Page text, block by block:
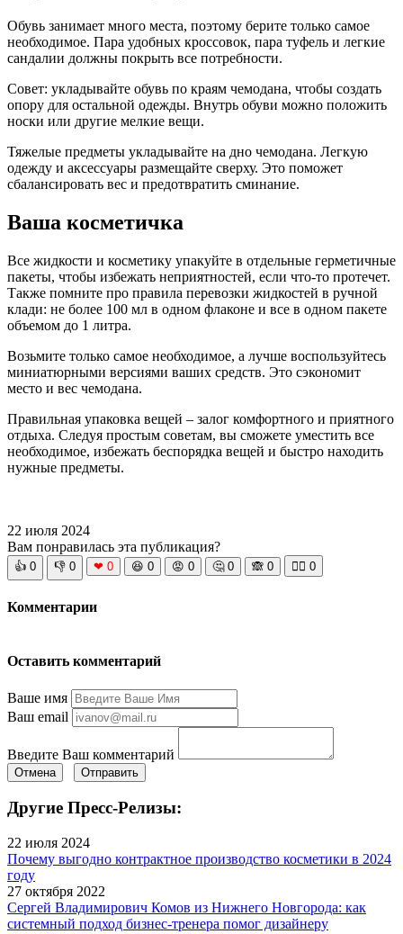
Обувь занимает много места, поэтому берите только самое
необходимое. Пара удобных кроссовок, пара туфель и легкие
сандалии должны покрыть все потребности.
Совет: укладывайте обувь по краям чемодана, чтобы создать
опору для остальной одежды. Внутрь обуви можно положить
носки или другие мелкие вещи.
Тяжелые предметы укладывайте на дно чемодана. Легкую
одежду и аксессуары размещайте сверху. Это поможет
сбалансировать вес и предотвратить сминание.
Ваша косметичка
Все жидкости и косметику упакуйте в отдельные герметичные
пакеты, чтобы избежать неприятностей, если что-то протечет.
Также помните про правила перевозки жидкостей в ручной
клади: не более 100 мл в одном флаконе и все в одном пакете
объемом до 1 литра.
Возьмите только самое необходимое, а лучше воспользуйтесь
миниатюрными версиями ваших средств. Это сэкономит
место и вес чемодана.
Правильная упаковка вещей – залог комфортного и приятного
отдыха. Следуя простым советам, вы сможете уместить все
необходимое, избежать беспорядка вещей и быстро находить
нужные предметы.
22 июля 2024
Вам понравилась эта публикация?
👍 0 👎 0 ❤ 0 😆 0 😡 0 🤔 0 🙈 0 🧘‍♀️ 0
Комментарии
Оставить комментарий
Ваше имя
Ваш email
Введите Ваш комментарий
Отмена Отправить
Другие Пресс-Релизы:
22 июля 2024
Почему выгодно контрактное производство косметики в 2024
году
27 октября 2022
Сергей Владимирович Комов из Нижнего Новгорода: как
системный подход бизнес-тренера помог дизайнеру